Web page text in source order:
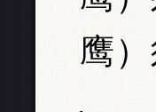
鹰